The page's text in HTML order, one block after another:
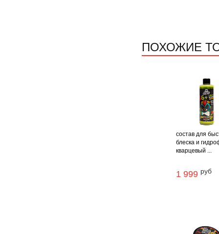
ПОХОЖИЕ
состав для
блеска и
кварцевый ...
1 999 руб